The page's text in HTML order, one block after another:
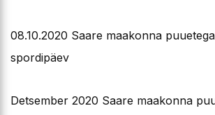
08.10.2020 Saare maakonna
spordipäev
Detsember 2020 Saare maakonna